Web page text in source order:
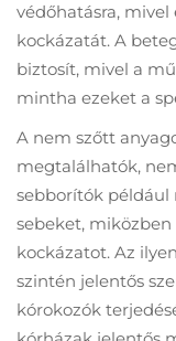
védőhatásra,
kockázatát. A
biztosít, mivel a
mintha ezeket a
A nem szőtt
megtalálhatók,
sebborítók például
sebeket,
kockázatot. Az
szintén jelentős
kórokozók